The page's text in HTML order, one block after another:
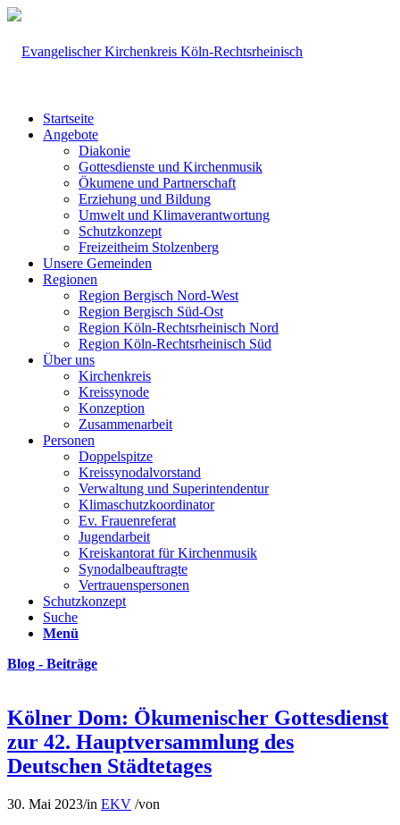
Startseite
Angebote
Diakonie
Gottesdienste und Kirchenmusik
Ökumene und Partnerschaft
Erziehung und Bildung
Umwelt und Klimaverantwortung
Schutzkonzept
Freizeitheim Stolzenberg
Unsere Gemeinden
Regionen
Region Bergisch Nord-West
Region Bergisch Süd-Ost
Region Köln-Rechtsrheinisch Nord
Region Köln-Rechtsrheinisch Süd
Über uns
Kirchenkreis
Kreissynode
Konzeption
Zusammenarbeit
Personen
Doppelspitze
Kreissynodalvorstand
Verwaltung und Superintendentur
Klimaschutzkoordinator
Ev. Frauenreferat
Jugendarbeit
Kreiskantorat für Kirchenmusik
Synodalbeauftragte
Vertrauenspersonen
Schutzkonzept
Suche
Menü
Blog - Beiträge
Kölner Dom: Ökumenischer Gottesdienst
zur 42. Hauptversammlung des
Deutschen Städtetages
30. Mai 2023/in EKV /von